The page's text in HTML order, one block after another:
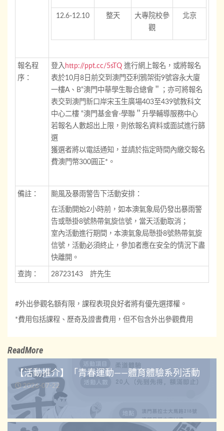
12.6-12.10 整天
大專院校參
觀
北京
報名程
序：
登入 http://ppt.cc/5sTQ 進行網上報名，或將報名
表於10月8日前交到澳門亞利鴉架街9號容永大廈
一樓A、B“澳門中華學生聯合總會＂；亦可將報名
表交到澳門新口岸宋玉生廣場403至439號教科文
中心二樓 “澳門基金會-學聯＂升學輔導服務中心
若報名人數超出上限，則依報名資料或面試進行篩
選
獲選者將以電話通知，並請於指定時間內繳交報名
費澳門幣300圓正*。
備註： 颱風及暴雨警告下活動安排：
在活動開始2小時前，如本澳氣象局仍發出暴雨警
告或懸掛8號熱帶氣旋信號，當天活動取消；
室內活動進行期間，本澳氣象局懸掛8號熱帶氣旋
信號，活動必須終止，參加者應在安全的情況下盡
快離開。
查詢： 28723143 許先生
#外出參觀名額有限，課程表現良好者將有優先選擇權。
*費用包括課程、歷奇及證書費用，但不包含外出參觀費用
ReadMore
【活動推介】「青春運動——體育體驗系列活動
2026-07-22